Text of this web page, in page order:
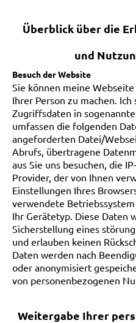
Überblick über die
und
Besuch der Website
Sie können meine
Ihrer Person zu machen.
Zugriffsdaten in
umfassen die folgenden
angeforderten Datei/
Abrufs, übertragene
aus Sie uns besuchen, die
Provider, der von Ihnen
Einstellungen Ihres
verwendete
Ihr Gerätetyp. Diese Daten
Sicherstellung eines
und erlauben keinen
Daten werden nach
oder anonymisiert
von personenbezogenen
Weitergabe Ihrer